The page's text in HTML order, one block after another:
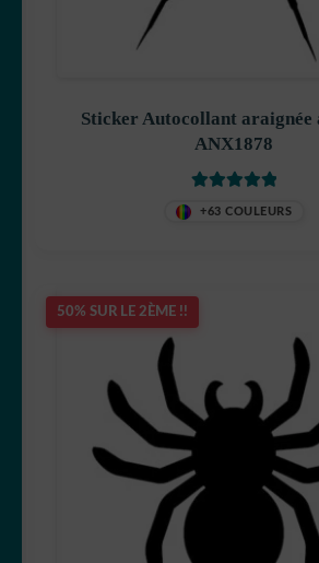
Sticker Autocollant araignée
ANX1878
+63 COULEURS
50% SUR LE 2ÈME !!